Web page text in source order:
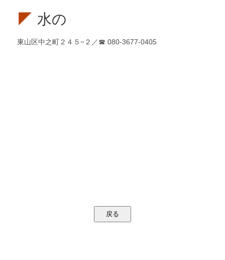
水の
東山区中之町２４５−２ ／☎ 080-3677-0405
戻る